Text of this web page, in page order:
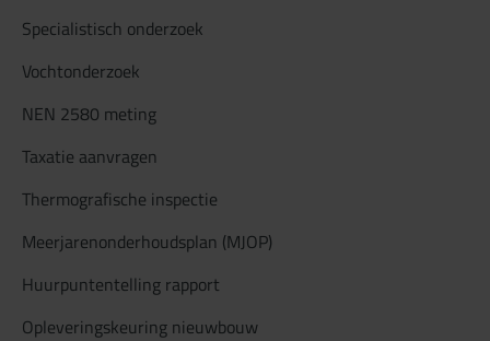
Specialistisch onderzoek
Vochtonderzoek
NEN 2580 meting
Taxatie aanvragen
Thermografische inspectie
Meerjarenonderhoudsplan (MJOP)
Huurpuntentelling rapport
Opleveringskeuring nieuwbouw